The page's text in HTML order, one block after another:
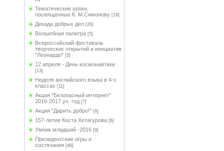
Тематические уроки,
посвященные К. М.Симонову [19]
Декада добрых дел [26]
Волшебная палитра [5]
Всероссийский фестиваль
творческих открытий и инициатив
"Леонардо" [5]
12 апреля - День космонавтики
[13]
Неделя английского языка в 4-х
классах [11]
Акция "Безопасный интернет"
2016-2017 уч. год [7]
Акция "Дарить добро!" [6]
157-летие Коста Хетагурова [6]
Умник младший -2016 [9]
Президентские игры и
состязания [46]